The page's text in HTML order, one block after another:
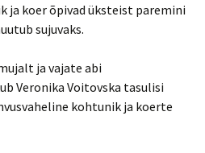
ja koer õpivad üksteist paremini
sujuvaks.
ja vajate abi
Veronika Voitovska tasulisi
kohtunik ja koerte